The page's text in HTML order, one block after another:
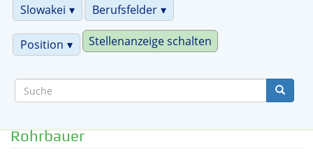
Slowakei Berufsfelder
Position Stellenanzeige schalten
Rohrbauer